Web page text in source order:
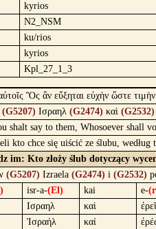
kyrios
N2_NSM
ku/rios
kyrios
Kpl_27_1_3
Ὃς ἂν εὔξηται εὐχὴν ὥστε
(G5207) Ισραηλ (G2474) καὶ (G2532)
shalt say to them, Whosoever
kto chce się uiścić ze ślubu,
im: Kto złoży ślub dotyczący
(G5207) Izraela (G2474) i (G2532)
isr-a-(El) kai e-
Ισραηλ καὶ
Ἰσραήλ καί